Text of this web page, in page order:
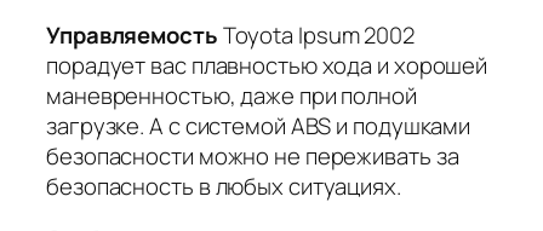
УправляемостьToyota Ipsum 2002
порадует вас плавностью хода и хорошей
маневренностью, даже при полной
загрузке. А с системой ABS и подушками
безопасности можно не переживать за
безопасность в любых ситуациях.